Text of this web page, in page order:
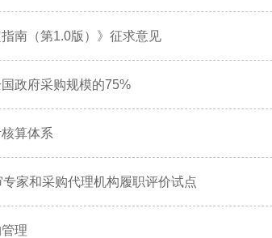
南（第1.0版）》征求意见
政府采购规模的75%
算体系
家和采购代理机构履职评价试点
理